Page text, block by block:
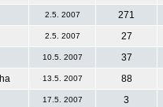
2.5. 2007
271
2.5. 2007
27
10.5. 2007
37
13.5. 2007
88
17.5. 2007
3